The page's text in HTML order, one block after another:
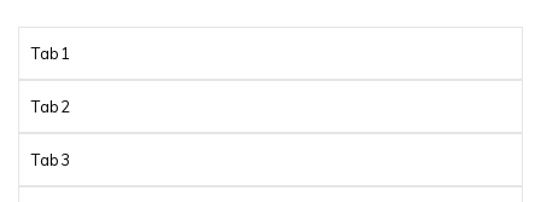
Tab1
Tab2
Tab3